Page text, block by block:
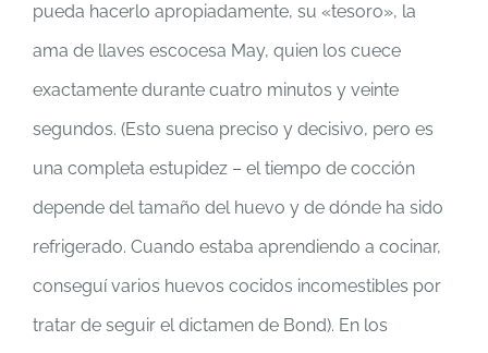
pueda hacerlo apropiadamente, su «tesoro», la
ama de llaves escocesa May, quien los cuece
exactamente durante cuatro minutos y veinte
segundos. (Esto suena preciso y decisivo, pero es
una completa estupidez – el tiempo de cocción
depende del tamaño del huevo y de dónde ha sido
refrigerado. Cuando estaba aprendiendo a cocinar,
conseguí varios huevos cocidos incomestibles por
tratar de seguir el dictamen de Bond). En los